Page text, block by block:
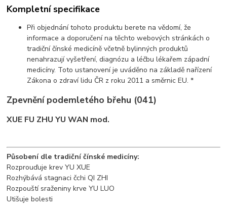
Kompletní specifikace
Při objednání tohoto produktu berete na vědomí, že
informace a doporučení na těchto webových stránkách o
tradiční čínské medicíně včetně bylinných produktů
nenahrazují vyšetření, diagnózu a léčbu lékařem západní
medicíny. Toto ustanovení je uváděno na základě nařízení
Zákona o zdraví lidu ČR z roku 2011 a směrnic EU. *
Zpevnění podemletého břehu (041)
XUE FU ZHU YU WAN mod.
Působení dle tradiční čínské medicíny:
Rozprouďuje krev YU XUE
Rozhýbává stagnaci čchi QI ZHI
Rozpouští sraženiny krve YU LUO
Utišuje bolesti